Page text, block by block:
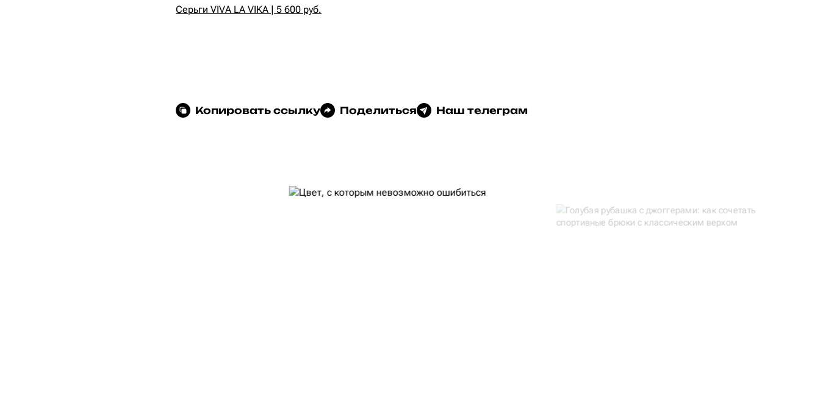
Серьги VIVA LA VIKA | 5 600 руб.
Копировать ссылку Поделиться Наш телеграм